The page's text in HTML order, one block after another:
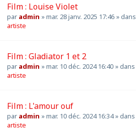
Film : Louise Violet
par admin »mar. 28 janv. 2025 17:46 » dans
artiste
Film : Gladiator 1 et 2
par admin »mar. 10 déc. 2024 16:40 » dans
artiste
Film : L'amour ouf
par admin »mar. 10 déc. 2024 16:34» dans
artiste